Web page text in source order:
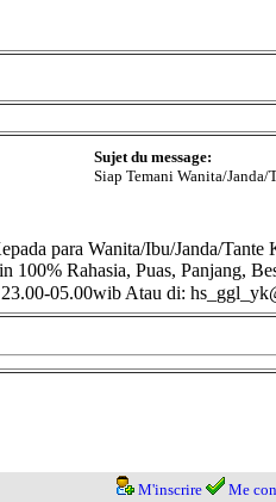
Sujet du message:
Siap Temani Wanita/Janda/
para Wanita/Ibu/Janda/
100% Rahasia, Puas, Panjang,
05.00wib Atau di:
M'inscrire Me